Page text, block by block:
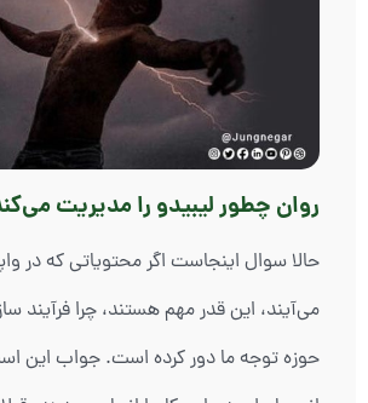
روان چطور لیبیدو را مدیریت
حالا سوال اینجاست اگر محتویاتی که در
می‌آیند، این قدر مهم هستند، چرا فرآیند
حوزه توجه ما دور کرده است. جواب این